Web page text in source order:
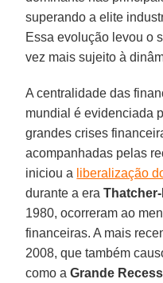
superando a elite
Essa evolução levou o
vez mais sujeito à
A centralidade das
mundial é evidenciada
grandes crises
acompanhadas pelas
iniciou a liberalização
durante a era
1980, ocorreram ao
financeiras. A mais
2008, que também
como aGrande